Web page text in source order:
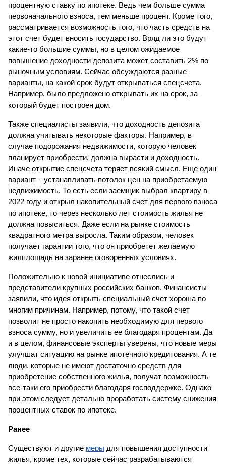
процентную ставку по ипотеке. Ведь чем больше сумма
первоначального взноса, тем меньше процент. Кроме того,
рассматривается возможность того, что часть средств на
этот счет будет вносить государство. Вряд ли это будут
какие-то большие суммы, но в целом ожидаемое
повышение доходности депозита может составить 2% по
рыночным условиям. Сейчас обсуждаются разные
варианты, на какой срок будут открываться спецсчета.
Например, было предложено открывать их на срок, за
который будет построен дом.
Также специалисты заявили, что доходность депозита
должна учитывать некоторые факторы. Например, в
случае подорожания недвижимости, которую человек
планирует приобрести, должна вырасти и доходность.
Иначе открытие спецсчета теряет всякий смысл. Еще один
вариант – устанавливать потолок цен на приобретаемую
недвижимость. То есть если заемщик выбрал квартиру в
2022 году и открыл накопительный счет для первого взноса
по ипотеке, то через несколько лет стоимость жилья не
должна повыситься. Даже если на рынке стоимость
квадратного метра выросла. Таким образом, человек
получает гарантии того, что он приобретет желаемую
жилплощадь на заранее оговоренных условиях.
Положительно к новой инициативе отнеслись и
представители крупных российских банков. Финансисты
заявили, что идея открыть специальный счет хороша по
многим причинам. Например, потому, что такой счет
позволит не просто накопить необходимую для первого
взноса сумму, но и увеличить ее благодаря процентам. Да
и в целом, финансовые эксперты уверены, что новые меры
улучшат ситуацию на рынке ипотечного кредитования. А те
люди, которые не имеют достаточно средств для
приобретение собственного жилья, получат возможность
все-таки его приобрести благодаря господдержке. Однако
при этом следует детально проработать систему снижения
процентных ставок по ипотеке.
Ранее
Существуют и другие меры для повышения доступности
жилья, кроме тех, которые сейчас разрабатываются